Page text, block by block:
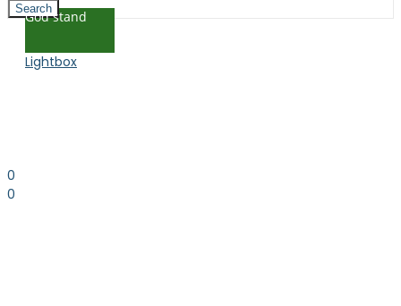
0
0
Search
God stand
Lightbox